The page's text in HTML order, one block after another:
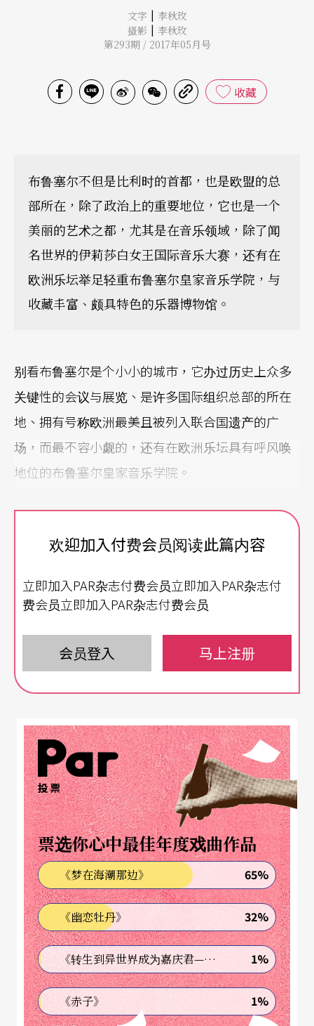
文字 | 李秋玫
摄影 | 李秋玫
第293期 / 2017年05月号
收藏
布鲁塞尔不但是比利时的首都，也是欧盟的总
部所在，除了政治上的重要地位，它也是一个
美丽的艺术之都，尤其是在音乐领域，除了闻
名世界的伊莉莎白女王国际音乐大赛，还有在
欧洲乐坛举足轻重布鲁塞尔皇家音乐学院，与
收藏丰富、颇具特色的乐器博物馆。
别看布鲁塞尔是个小小的城市，它办过历史上众多
关键性的会议与展览、是许多国际组织总部的所在
地、拥有号称欧洲最美且被列入联合国遗产的广
场，而最不容小觑的，还有在欧洲乐坛具有呼风唤
地位的布鲁塞尔皇家音乐学院。
古老的校区古典的博物馆
布鲁塞尔皇家音乐学院成立于一八二七年，虽然官
方认定名称的年代在一八三二，但事实上它的历史
可以上溯到一八一三年，是欧洲规模最大且历史最
音乐赛事——伊莉莎白女王国际音乐大赛的举办地，
那曾经聚集世界级大师任教、孕育出众多乐坛一流
段佳话。
一到这个学校，就会被那古典雅致的建筑所吸引，
校舍是由荷兰著名设计师Gen-Pierre Cluysenaar所
设计建成的，但内部最有名的，是学校里的音乐
厅。建于一八七六年，义大利式的风格被公认为比
利时最漂亮的音乐厅之一。大厅后方有管风琴，由
于规模非常适合演奏室内乐或独奏，所以大赛的第
一、二轮通常会在这里举行。只可惜校区的历史实
在太悠久，学校目前正设法筹款整修，不对外开
放。
不过学校不远处有个知名的乐器博物馆（Musical In
欢迎加入付费会员阅读此篇内容
立即加入PAR杂志付费会员立即加入PAR杂志付
费会员立即加入PAR杂志付费会员
会员登入 马上注册
投票
票选你心中最佳年度戏曲作品
《梦在海潮那边》 65%
《幽恋牡丹》 32%
《转生到异世界成为嘉庆君—发现我的祖先是诈骗集团!?》 1%
《赤子》 1%